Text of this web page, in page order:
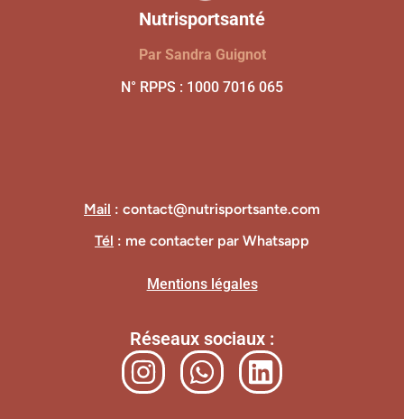
Nutrisportsanté
Par Sandra Guignot
N° RPPS : 1000 7016 065
Mail : contact@nutrisportsante.com
Tél : me contacter par Whatsapp
Mentions légales
Réseaux sociaux :